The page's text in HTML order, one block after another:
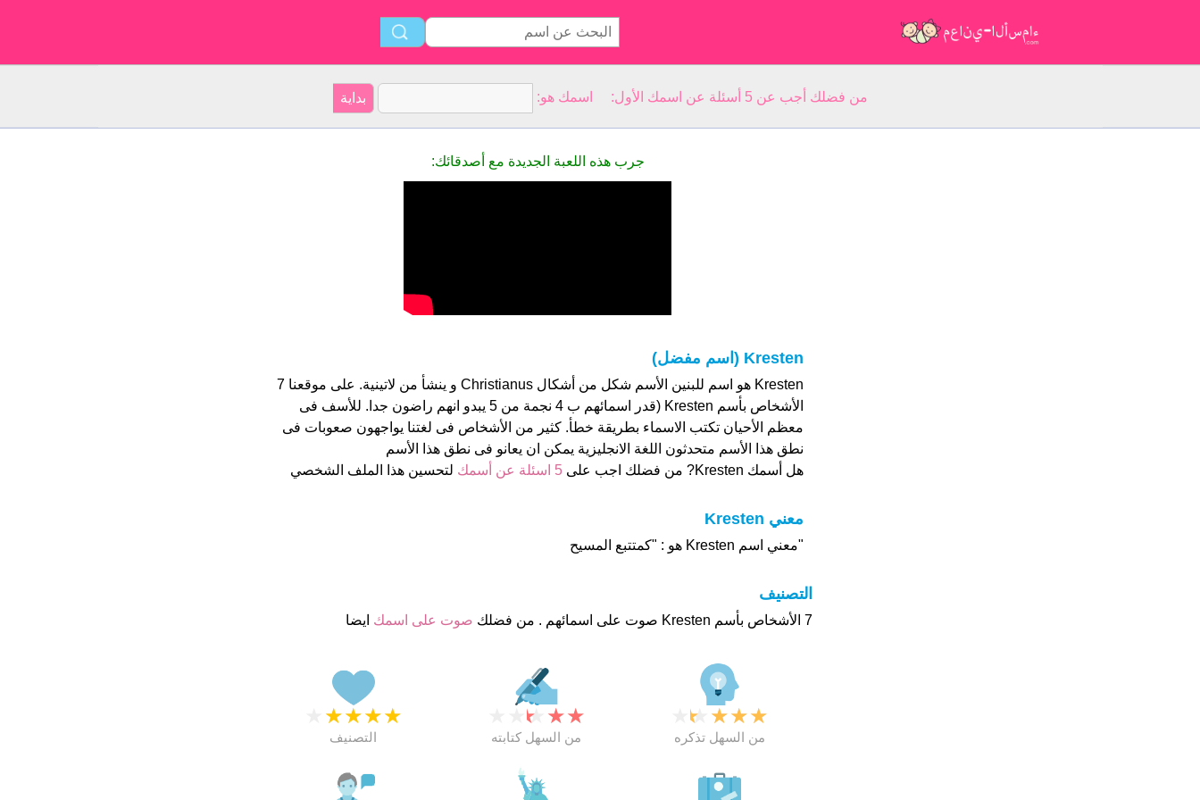
من فضلك أجب عن 5 أسئلة عن اسمك الأول: اسمك هو:
جرب هذه اللعبة الجديدة مع أصدقائك:
Kresten (اسم مفضل)
Kresten هو اسم للبنين الأسم شكل من أشكال Christianus و ينشأ من لاتينية. على موقعنا 7
الأشخاص بأسم Kresten (قدر اسمائهم ب 4 نجمة من 5 يبدو انهم راضون جدا. للأسف فى
معظم الأحيان تكتب الاسماء بطريقة خطأ. كثير من الأشخاص فى لغتنا يواجهون صعوبات فى
نطق هذا الأسم متحدثون اللغة الانجليزية يمكن ان يعانو فى نطق هذا الأسم
هل أسمك Kresten? من فضلك اجب على
5 اسئلة عن أسمك لتحسين هذا الملف الشخصي
معني Kresten
"معني اسم Kresten هو : "كمتتبع المسيح
التصنيف
7 الأشخاص بأسم Kresten صوت على اسمائهم . من فضلك صوت على اسمك ايضا
★
★
★
★
التصنيف
★
★
★
من السهل كتابته
★
★
★
★
من السهل تذكره